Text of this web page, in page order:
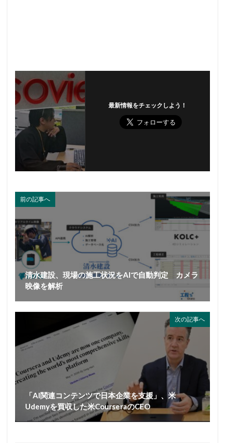
最新情報をチェックしよう！
前の記事へ
清水建設、現場の施工状況をAIで自動判定 カメラ
映像を解析
次の記事へ
「AI関連コンテンツで日本企業を支援」、米
Udemyを買収した米CourseraのCEO